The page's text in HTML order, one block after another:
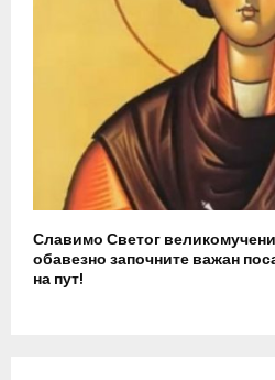
Славимо Светог
обавезно започните важан
на пут!